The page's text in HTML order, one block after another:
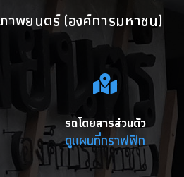
าพยนตร์ (องค์การมหาชน)
รถโดยสารส่วนตัว
ดูแผนที่กราฟฟิก